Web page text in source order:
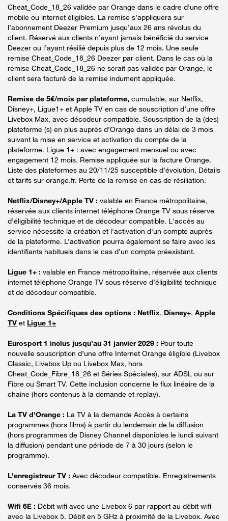
Cheat_Code_18_26 validée par Orange dans le cadre d’une offre
mobile ou internet éligibles. La remise s’appliquera sur
l’abonnement Deezer Premium jusqu’aux 26 ans révolus du
client. Réservé aux clients n’ayant jamais bénéficié du service
Deezer ou l’ayant résilié depuis plus de 12 mois. Une seule
remise Cheat_Code_18_26 Deezer par client. Dans le cas où la
remise Cheat_Code_18_26 ne serait pas validée par Orange, le
client sera facturé de la remise indument appliquée.
Remise de 5€/mois par plateforme, cumulable, sur Netflix,
Disney+, Ligue1+ et Apple TV en cas de souscription d’une offre
Livebox Max, avec décodeur compatible. Souscription de la (des)
plateforme (s) en plus auprès d’Orange dans un délai de 3 mois
suivant la mise en service et activation du compte de la
plateforme. Ligue 1+ : avec engagement mensuel ou avec
engagement 12 mois. Remise appliquée sur la facture Orange.
Liste des plateformes au 20/11/25 susceptible d’évolution. Détails
et tarifs sur orange.fr. Perte de la remise en cas de résiliation.
Netflix/Disney+/Apple TV : valable en France métropolitaine,
réservée aux clients internet téléphone Orange TV sous réserve
d’éligibilité technique et de décodeur compatible. L'accès au
service nécessite la création et l'activation d'un compte auprès
de la plateforme. L’activation pourra également se faire avec les
identifiants habituels dans le cas d’un compte préexistant.
Ligue 1+ : valable en France métropolitaine, réservée aux clients
internet téléphone Orange TV sous réserve d’éligibilité technique
et de décodeur compatible.
Conditions Spécifiques des options : Netflix, Disney+, Apple
TV et Ligue 1+
Eurosport 1 inclus jusqu’au 31 janvier 2029 : Pour toute
nouvelle souscription d’une offre Internet Orange éligible (Livebox
Classic, Livebox Up ou Livebox Max, hors
Cheat_Code_Fibre_18_26 et Séries Spéciales), sur ADSL ou sur
Fibre ou Smart TV. Cette inclusion concerne le flux linéaire de la
chaine (hors contenus à la demande et replay).
La TV d'Orange : La TV à la demande Accès à certains
programmes (hors films) à partir du lendemain de la diffusion
(hors programmes de Disney Channel disponibles le lundi suivant
la diffusion) pendant une période de 7 à 30 jours (selon le
programme).
L'enregistreur TV : Avec décodeur compatible. Enregistrements
conservés 36 mois.
Wifi 6E : Débit wifi avec une Livebox 6 par rapport au débit wifi
avec la Livebox 5. Débit en 5 GHz à proximité de la Livebox. Avec